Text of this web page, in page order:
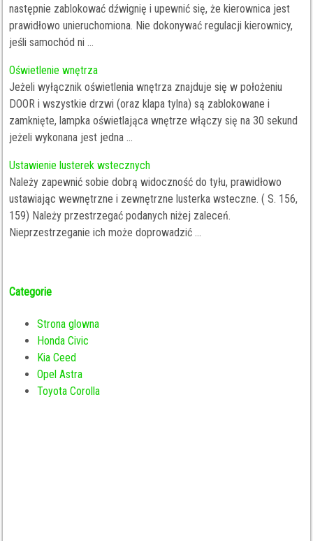
następnie zablokować dźwignię i upewnić się, że kierownica jest
prawidłowo unieruchomiona. Nie dokonywać regulacji kierownicy,
jeśli samochód ni ...
Oświetlenie wnętrza
Jeżeli wyłącznik oświetlenia wnętrza znajduje się w położeniu
DOOR i wszystkie drzwi (oraz klapa tylna) są zablokowane i
zamknięte, lampka oświetlająca wnętrze włączy się na 30 sekund
jeżeli wykonana jest jedna ...
Ustawienie lusterek wstecznych
Należy zapewnić sobie dobrą widoczność do tyłu, prawidłowo
ustawiając wewnętrzne i zewnętrzne lusterka wsteczne. ( S. 156,
159) Należy przestrzegać podanych niżej zaleceń.
Nieprzestrzeganie ich może doprowadzić ...
Categorie
Strona glowna
Honda Civic
Kia Ceed
Opel Astra
Toyota Corolla